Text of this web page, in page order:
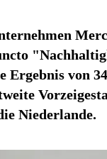
Ergebnis von
Niederlande.